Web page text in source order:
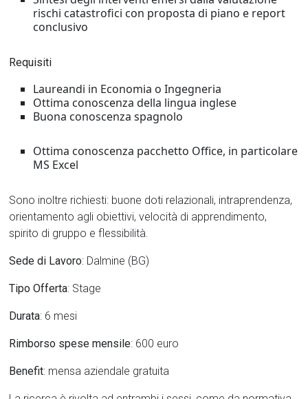
rischi catastrofici con proposta di piano e report
conclusivo
Requisiti
Laureandi in Economia o Ingegneria
Ottima conoscenza della lingua inglese
Buona conoscenza spagnolo
Ottima conoscenza pacchetto Office, in particolare
MS Excel
Sono inoltre richiesti: buone doti relazionali, intraprendenza,
orientamento agli obiettivi, velocità di apprendimento,
spirito di gruppo e flessibilità.
Sede di Lavoro: Dalmine (BG)
Tipo Offerta: Stage
Durata: 6 mesi
Rimborso spese mensile: 600 euro
Benefit: mensa aziendale gratuita